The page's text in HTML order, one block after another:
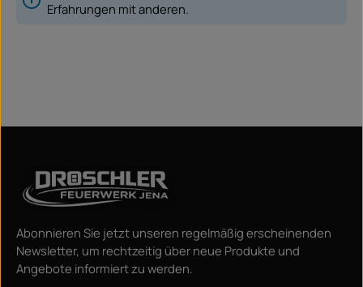
Erfahrungen mit anderen.
Abonnieren Sie jetzt unseren regelmäßig erscheinenden
Newsletter, um rechtzeitig über neue Produkte und
Angebote informiert zu werden.